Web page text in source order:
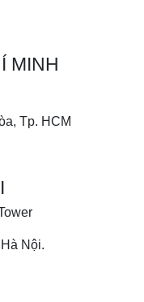
MINH
Tp. HCM
Nội.